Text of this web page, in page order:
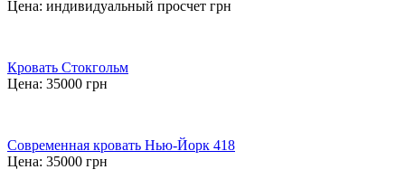
Цена: индивидуальный просчет грн
Кровать Стокгольм
Цена: 35000 грн
Современная кровать Нью-Йорк 418
Цена: 35000 грн